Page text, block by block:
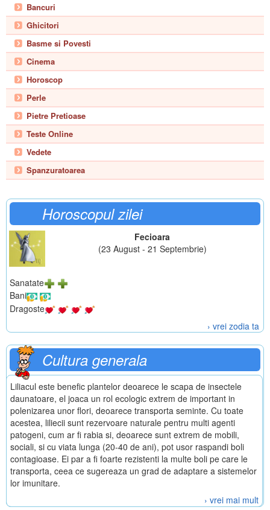
Bancuri
Ghicitori
Basme si Povesti
Cinema
Horoscop
Perle
Pietre Pretioase
Teste Online
Vedete
Spanzuratoarea
Horoscopul zilei
Fecioara
(23 August - 21 Septembrie)
Sanatate
Bani
Dragoste
› vrei zodia ta
Cultura generala
Liliacul este benefic plantelor deoarece le scapa de insectele
daunatoare, el joaca un rol ecologic extrem de important in
polenizarea unor flori, deoarece transporta seminte. Cu toate
acestea, liliecii sunt rezervoare naturale pentru multi agenti
patogeni, cum ar fi rabia si, deoarece sunt extrem de mobili,
sociali, si cu viata lunga (20-40 de ani), pot usor raspandi boli
contagioase. Ei par a fi foarte rezistenti la multe boli pe care le
transporta, ceea ce sugereaza un grad de adaptare a sistemelor
lor imunitare.
› vrei mai mult